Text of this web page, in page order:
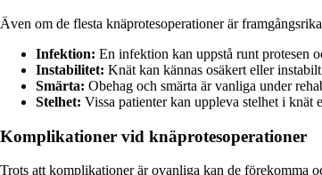
Även om de flesta knäprotesoperationer är
Infektion: En infektion kan uppstå runt protesen
Instabilitet: Knät kan kännas osäkert eller
Smärta: Obehag och smärta är vanliga under
Stelhet: Vissa patienter kan uppleva stelhet i knät
Komplikationer vid knäprotesoperationer
Trots att komplikationer är ovanliga kan de förekomma